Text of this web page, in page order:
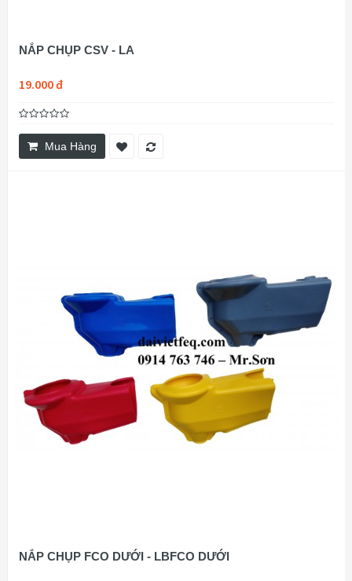
NẮP CHỤP CSV - LA
19.000 đ
Mua Hàng
NẮP CHỤP FCO DƯỚI - LBFCO DƯỚI